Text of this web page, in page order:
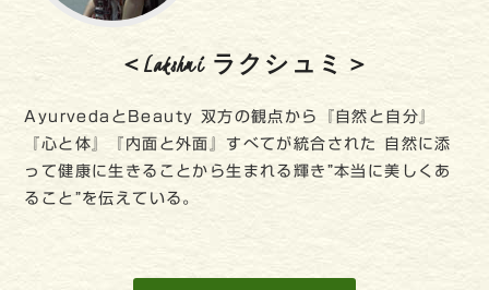
＜Lakshmi ラクシュミ＞
AyurvedaとBeauty 双方の観点から『自然と自分』
『心と体』『内面と外面』すべてが統合された 自然に添
って健康に生きることから生まれる輝き”本当に美しくあ
ること”を伝えている。